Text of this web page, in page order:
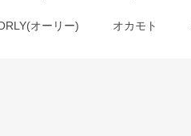
オーリー) オカモト